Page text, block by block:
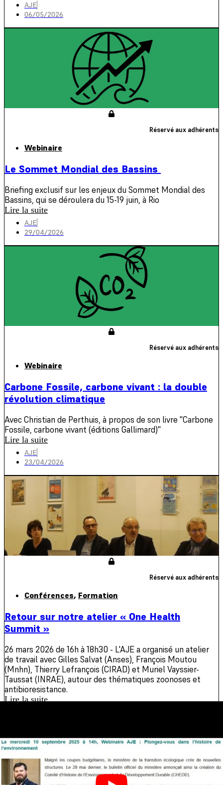
AJE
06/05/2026
Réservé aux adhérents
Webinaire
Le Sommet Mondial des Bassins
Briefing exclusif sur les enjeux du Sommet Mondial des
Bassins, qui se déroulera du 15-19 juin, à Rio
Lire la suite
AJE
29/04/2026
Réservé aux adhérents
Webinaire
Carbone Fossile, carbone vivant : la double
révolution climatique
Avec Christian de Perthuis, à propos de son livre "Carbone
Fossile, carbone vivant (éditions Gallimard)"
Lire la suite
AJE
23/04/2026
Réservé aux adhérents
Conférences, Formation
Retour sur notre atelier « One Health
Summit »
26 mars 2026 de 16h à 18h30 - L'AJE a organisé un atelier
de travail avec Gilles Salvat (Anses), François Moutou
(Mnhn), Thierry Lefrançois (CIRAD) et Muriel Vayssier-
Taussat (INRAE), autour des thématiques zoonoses et
antibioresistance.
Lire la suite